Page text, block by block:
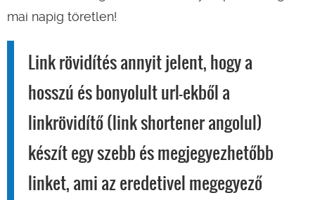
mai napig töretlen!
Link rövidítés annyit jelent, hogy a
hosszú és bonyolult url-ekből a
linkrövidítő (link shortener angolul)
készít egy szebb és megjegyezhetőbb
linket, ami az eredetivel megegyező